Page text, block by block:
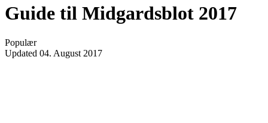
Guide til Midgardsblot 2017
Populær
Updated 04. August 2017